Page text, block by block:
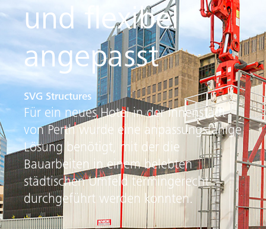
und flexibel
angepasst
SVG Structures
Für ein neues Hotel in der Innenstadt
von Perth wurde eine anpassungsfähige
Lösung benötigt, mit der die
Bauarbeiten in einem belebten
städtischen Umfeld termingerecht
durchgeführt werden konnten.